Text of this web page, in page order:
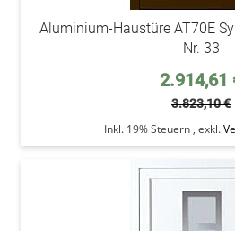
Aluminium-Haustüre AT70E
Nr. 33
Sonderpreis
2.914,61
3.823,10 €
Inkl. 19% Steuern , exkl.